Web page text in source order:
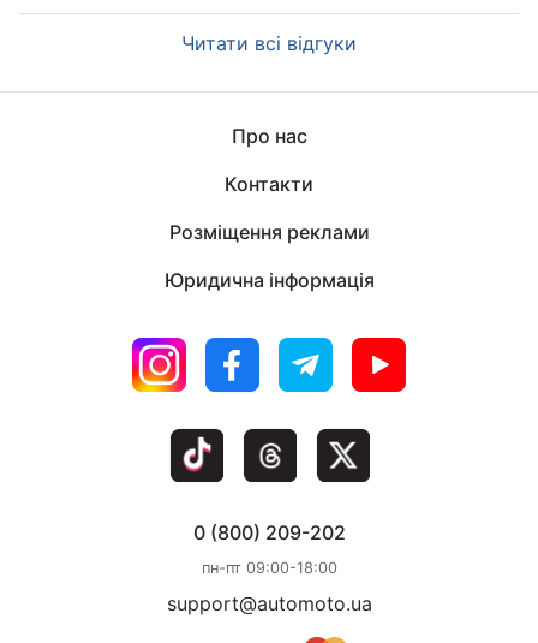
Mercedes, в хорошей комплектации. И спустя год
нашел: серебристый купе, АКПП, кожа, электропривод,
стеклоподъёмника, бортовой компьютер, WEBASTO,
опций, которые сейчас и не вспомнишь даже. Есть
очень доволен и советую их другим.
Читати всі відгуки
Про нас
Контакти
Розміщення реклами
Юридична інформація
0 (800) 209-202
пн-пт 09:00-18:00
support@automoto.ua